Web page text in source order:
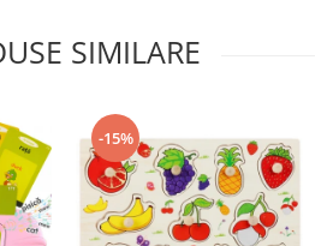
SIMILARE
-15%